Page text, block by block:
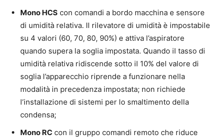
Mono HCS con comandi a bordo macchina e sensore
di umidità relativa. Il rilevatore di umidità è impostabile
su 4 valori (60, 70, 80, 90%) e attiva l’aspiratore
quando supera la soglia impostata. Quando il tasso di
umidità relativa ridiscende sotto il 10% del valore di
soglia l’apparecchio riprende a funzionare nella
modalità in precedenza impostata; non richiede
l’installazione di sistemi per lo smaltimento della
condensa;
Mono RC con il gruppo comandi remoto che riduce